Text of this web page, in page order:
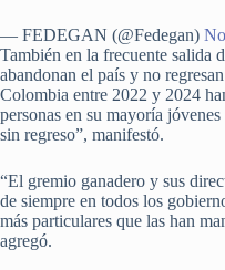
— FEDEGAN (@Fedegan)
También en la frecuente salida
abandonan el país y no
Colombia entre 2022 y 2024
personas en su mayoría
sin regreso”, manifestó.
“El gremio ganadero y sus
de siempre en todos los
más particulares que las han
agregó.